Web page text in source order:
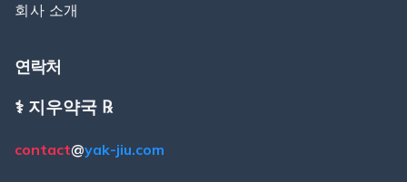
회사 소개
연락처
⚕️ 지우약국 ℞
contact@yak-jiu.com